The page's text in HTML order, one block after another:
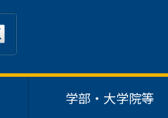
学部・大学院等